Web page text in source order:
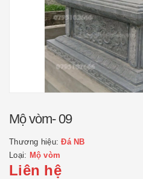
Mộ vòm- 09
Thương hiệu:Đá NB
Loại: Mộ vòm
Liên hệ